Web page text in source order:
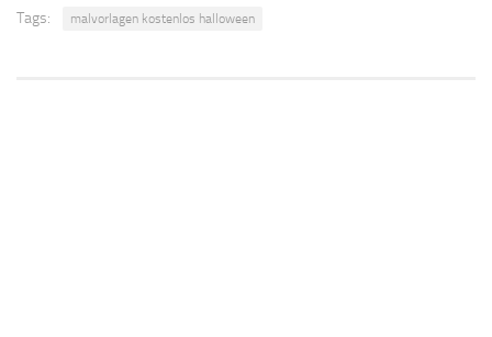
Tags: malvorlagen kostenlos halloween